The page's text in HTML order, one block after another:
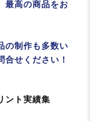
最高の商品をお
の制作も多数い
せください！
ント実績集